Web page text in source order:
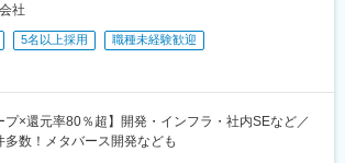
社
5名以上採用
職種未経験歓迎
プ×還元率80％超】開発・インフラ・社内SEなど／
多数！メタバース開発なども